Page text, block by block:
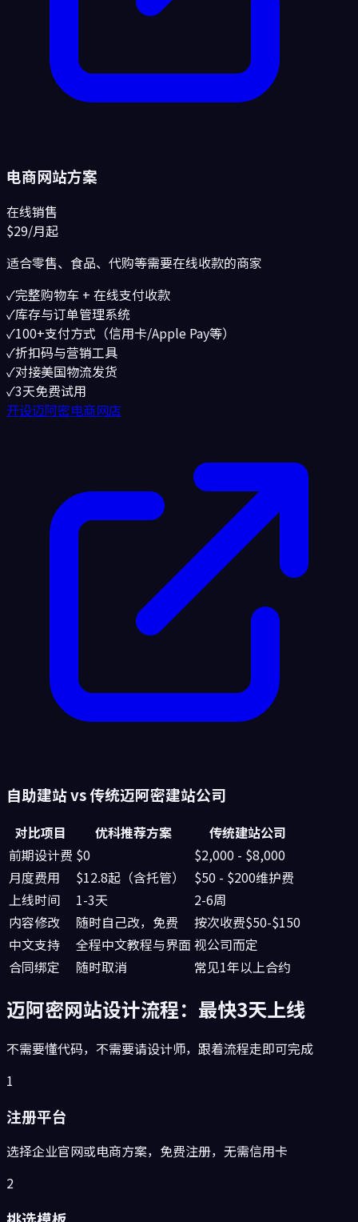
电商网站方案
在线销售
$29/月起
适合零售、食品、代购等需要在线收款的商家
✓完整购物车 + 在线支付收款
✓库存与订单管理系统
✓100+支付方式（信用卡/Apple Pay等）
✓折扣码与营销工具
✓对接美国物流发货
✓3天免费试用
开设迈阿密电商网店
自助建站 vs 传统迈阿密建站公司
对比项目 优科推荐方案
传统建站公司
前期设计费 $0
$2,000 - $8,000
月度费用
$12.8起（含托管）
$50 - $200维护费
上线时间
1-3天
2-6周
内容修改
随时自己改，免费
按次收费$50-$150
中文支持
全程中文教程与界面视公司而定
合同绑定
随时取消 常见1年以上合约
迈阿密网站设计流程：最快3天上线
不需要懂代码，不需要请设计师，跟着流程走即可完成
1
注册平台
选择企业官网或电商方案，免费注册，无需信用卡
2